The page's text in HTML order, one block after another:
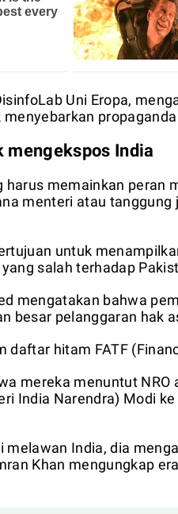
Uni Eropa,
mengekspos India
memainkan peran
menteri atau
untuk
salah terhadap
mengatakan bahwa
besar pelanggaran hak
hitam FATF
mereka menuntut NRO
India Narendra) Modi
India, dia
Khan mengungkap